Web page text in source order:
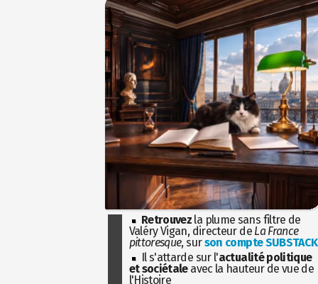
Retrouvez la plume sans filtre de
Valéry Vigan, directeur de La France
pittoresque, surson compte SUBSTACK
Il s'attarde sur l'actualité politique
et sociétaleavec la hauteur de vue de
l'Histoire